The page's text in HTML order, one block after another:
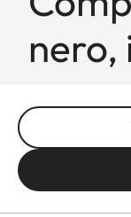
nero,